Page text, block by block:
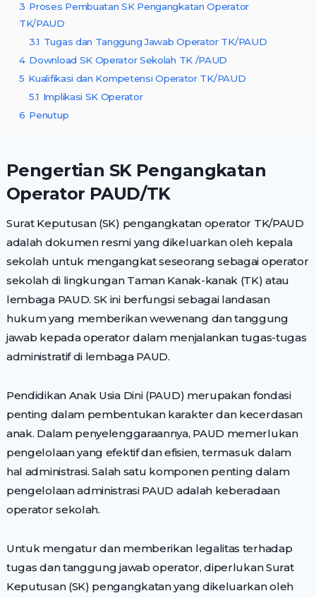
3 Proses Pembuatan SK Pengangkatan Operator
TK/PAUD
3.1 Tugas dan Tanggung Jawab Operator TK/PAUD
4 Download SK Operator Sekolah TK /PAUD
5 Kualifikasi dan Kompetensi Operator TK/PAUD
5.1 Implikasi SK Operator
6 Penutup
Pengertian SK Pengangkatan
Operator PAUD/TK
Surat Keputusan (SK) pengangkatan operator TK/PAUD
adalah dokumen resmi yang dikeluarkan oleh kepala
sekolah untuk mengangkat seseorang sebagai operator
sekolah di lingkungan Taman Kanak-kanak (TK) atau
lembaga PAUD. SK ini berfungsi sebagai landasan
hukum yang memberikan wewenang dan tanggung
jawab kepada operator dalam menjalankan tugas-tugas
administratif di lembaga PAUD.
Pendidikan Anak Usia Dini (PAUD) merupakan fondasi
penting dalam pembentukan karakter dan kecerdasan
anak. Dalam penyelenggaraannya, PAUD memerlukan
pengelolaan yang efektif dan efisien, termasuk dalam
hal administrasi. Salah satu komponen penting dalam
pengelolaan administrasi PAUD adalah keberadaan
operator sekolah.
Untuk mengatur dan memberikan legalitas terhadap
tugas dan tanggung jawab operator, diperlukan Surat
Keputusan (SK) pengangkatan yang dikeluarkan oleh